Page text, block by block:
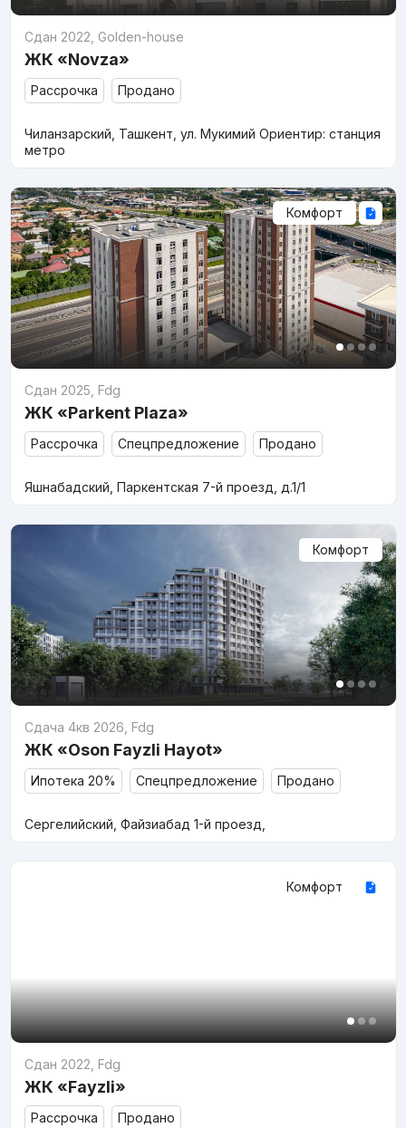
Сдан 2022 Golden-house
ЖК «Novza»
Рассрочка Продано
Чиланзарский, Ташкент, ул. Мукимий Ориентир: станция
метро
Комфорт
Сдан 2025 Fdg
ЖК «Parkent Plaza»
Рассрочка Спецпредложение Продано
Яшнабадский, Паркентская 7-й проезд, д.1/1
Комфорт
Сдача 4кв 2026 Fdg
ЖК «Oson Fayzli Hayot»
Ипотека 20% Спецпредложение Продано
Сергелийский, Файзиабад 1-й проезд,
Комфорт
Сдан 2022 Fdg
ЖК «Fayzli»
Рассрочка Продано